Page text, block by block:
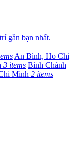
gần bạn nhất.
An Bình, Ho Chi
3 items Bình Chánh
Minh 2 items